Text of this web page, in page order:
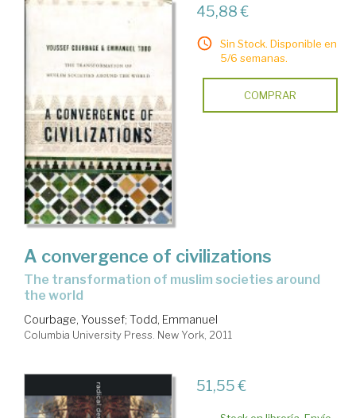
45,88 €
Sin Stock. Disponible en
5/6 semanas.
COMPRAR
A convergence of civilizations
the transformation of muslim societies around
the world
Courbage, Youssef; Todd, Emmanuel
Columbia University Press. New York, 2011
51,55 €